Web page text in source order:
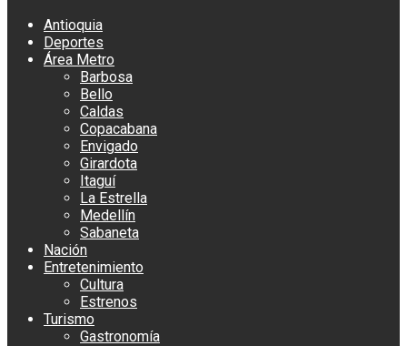
Antioquia
Deportes
Área Metro
Barbosa
Bello
Caldas
Copacabana
Envigado
Girardota
Itaguí
La Estrella
Medellín
Sabaneta
Nación
Entretenimiento
Cultura
Estrenos
Turismo
Gastronomía